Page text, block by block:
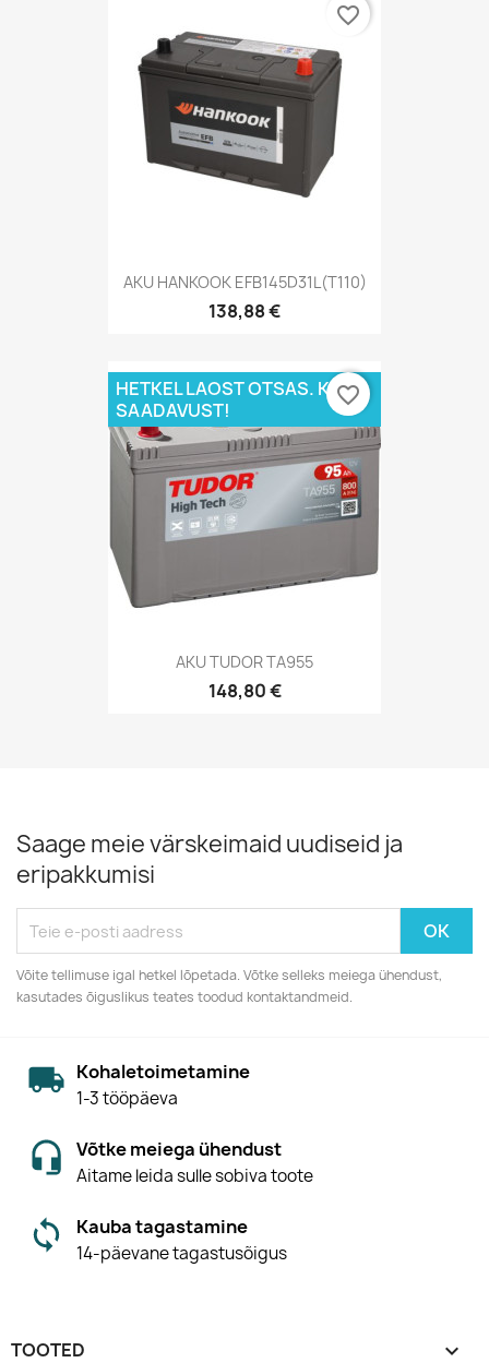
AKU HANKOOK EFB145D31L(T110)
138,88 €
favorite_border
AKU TUDOR TA955
148,80 €
HETKEL LAOST OTSAS. KÜSI
SAADAVUST!
favorite_border
Saage meie värskeimaid uudiseid ja
eripakkumisi
Võite tellimuse igal hetkel lõpetada. Võtke selleks meiega ühendust,
kasutades õiguslikus teates toodud kontaktandmeid.
Kohaletoimetamine
1-3 tööpäeva
Võtke meiega ühendust
Aitame leida sulle sobiva toote
Kauba tagastamine
14-päevane tagastusõigus
TOOTED 